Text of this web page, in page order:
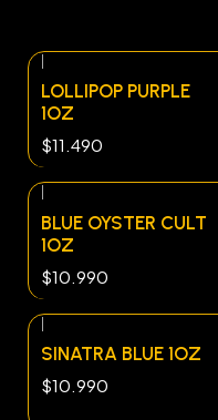
LOLLIPOP PURPLE
1OZ
$11.490
BLUE OYSTER CULT
1OZ
$10.990
SINATRA BLUE 1OZ
$10.990